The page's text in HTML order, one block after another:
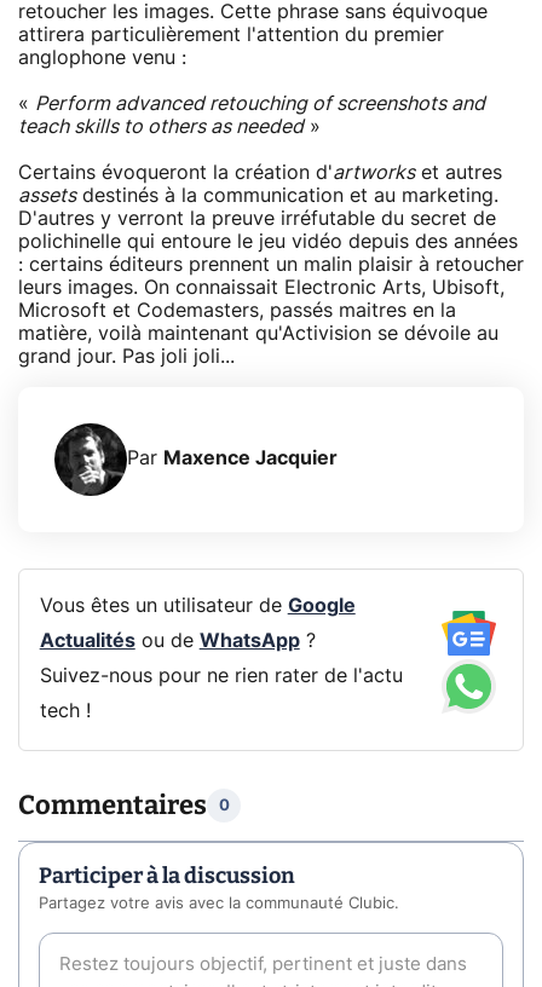
retoucher les images. Cette phrase sans équivoque
attirera particulièrement l'attention du premier
anglophone venu :
« Perform advanced retouching of screenshots and
teach skills to others as needed»
Certains évoqueront la création d'artworkset autres
assetsdestinés à la communication et au marketing.
D'autres y verront la preuve irréfutable du secret de
polichinelle qui entoure le jeu vidéo depuis des années
: certains éditeurs prennent un malin plaisir à retoucher
leurs images. On connaissait Electronic Arts, Ubisoft,
Microsoft et Codemasters, passés maitres en la
matière, voilà maintenant qu'Activision se dévoile au
grand jour. Pas joli joli...
Par Maxence Jacquier
Vous êtes un utilisateur de Google
Actualitésou de WhatsApp?
Suivez-nous pour ne rien rater de l'actu
tech !
Commentaires 0
Participer à la discussion
Partagez votre avis avec la communauté Clubic.